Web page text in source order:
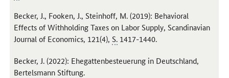
Becker, J., Fooken, J., Steinhoff, M. (2019): Behavioral
Effects of Withholding Taxes on Labor Supply, Scandinavian
Journal of Economics, 121(4), S. 1417-1440.
Becker, J. (2022): Ehegattenbesteuerung in Deutschland,
Bertelsmann Stiftung.